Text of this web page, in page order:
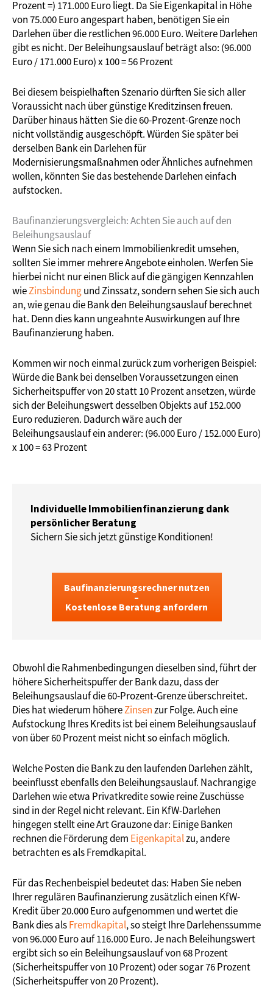
Prozent =) 171.000 Euro liegt. Da Sie Eigenkapital in Höhe
von 75.000 Euro angespart haben, benötigen Sie ein
Darlehen über die restlichen 96.000 Euro. Weitere Darlehen
gibt es nicht. Der Beleihungsauslauf beträgt also: (96.000
Euro / 171.000 Euro) x 100 = 56 Prozent
Bei diesem beispielhaften Szenario dürften Sie sich aller
Voraussicht nach über günstige Kreditzinsen freuen.
Darüber hinaus hätten Sie die 60-Prozent-Grenze noch
nicht vollständig ausgeschöpft. Würden Sie später bei
derselben Bank ein Darlehen für
Modernisierungsmaßnahmen oder Ähnliches aufnehmen
wollen, könnten Sie das bestehende Darlehen einfach
aufstocken.
Baufinanzierungsvergleich: Achten Sie auch auf den
Beleihungsauslauf
Wenn Sie sich nach einem Immobilienkredit umsehen,
sollten Sie immer mehrere Angebote einholen. Werfen Sie
hierbei nicht nur einen Blick auf die gängigen Kennzahlen
wieZinsbindungund Zinssatz, sondern sehen Sie sich auch
an, wie genau die Bank den Beleihungsauslauf berechnet
hat. Denn dies kann ungeahnte Auswirkungen auf Ihre
Baufinanzierung haben.
Kommen wir noch einmal zurück zum vorherigen Beispiel:
Würde die Bank bei denselben Voraussetzungen einen
Sicherheitspuffer von 20 statt 10 Prozent ansetzen, würde
sich der Beleihungswert desselben Objekts auf 152.000
Euro reduzieren. Dadurch wäre auch der
Beleihungsauslauf ein anderer: (96.000 Euro / 152.000 Euro)
x 100 = 63 Prozent
Individuelle Immobilienfinanzierung dank
persönlicher Beratung
Sichern Sie sich jetzt günstige Konditionen!
Baufinanzierungsrechner nutzen
–
Kostenlose Beratung anfordern
Obwohl die Rahmenbedingungen dieselben sind, führt der
höhere Sicherheitspuffer der Bank dazu, dass der
Beleihungsauslauf die 60-Prozent-Grenze überschreitet.
Dies hat wiederum höhereZinsenzur Folge. Auch eine
Aufstockung Ihres Kredits ist bei einem Beleihungsauslauf
von über 60 Prozent meist nicht so einfach möglich.
Welche Posten die Bank zu den laufenden Darlehen zählt,
beeinflusst ebenfalls den Beleihungsauslauf. Nachrangige
Darlehen wie etwa Privatkredite sowie reine Zuschüsse
sind in der Regel nicht relevant. Ein KfW-Darlehen
hingegen stellt eine Art Grauzone dar: Einige Banken
rechnen die Förderung dem Eigenkapitalzu, andere
betrachten es als Fremdkapital.
Für das Rechenbeispiel bedeutet das: Haben Sie neben
Ihrer regulären Baufinanzierung zusätzlich einen KfW-
Kredit über 20.000 Euro aufgenommen und wertet die
Bank dies alsFremdkapital, so steigt Ihre Darlehenssumme
von 96.000 Euro auf 116.000 Euro. Je nach Beleihungswert
ergibt sich so ein Beleihungsauslauf von 68 Prozent
(Sicherheitspuffer von 10 Prozent) oder sogar 76 Prozent
(Sicherheitspuffer von 20 Prozent).